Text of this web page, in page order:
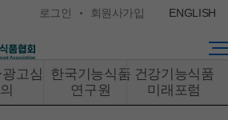
로그인 회원사가입 ENGLISH
광고심
의
한국기능식품
연구원
건강기능식품
미래포럼